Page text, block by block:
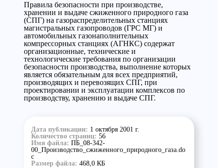
Правила безопасности при производстве,
хранении и выдаче сжиженного природного газа
(СПГ) на газораспределительных станциях
магистральных газопроводов (ГРС МГ) и
автомобильных газонаполнительных
компрессорных станциях (АГНКС) содержат
организационные, технические и
технологические требования по организации
безопасности производства, выполнение которых
является обязательным для всех предприятий,
производящих и перевозящих СПГ, при
проектировании и эксплуатации комплексов по
производству, хранению и выдаче СПГ.
Дата публикации: 1 октября 2001 г.
Количество страниц: 56
Имя файла: ПБ_08-342-
00_Производство_сжиженного_природного_газа.do
c
Размер файла: 468,0 КБ